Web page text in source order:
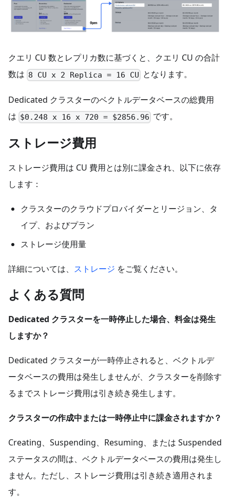
クエリ CU 数とレプリカ数に基づくと、クエリ CU の合計
数は 8 CU x 2 Replica = 16 CU となります。
Dedicated クラスターのベクトルデータベースの総費用
は $0.248 x 16 x 720 = $2856.96 です。
ストレージ費用
ストレージ費用は CU 費用とは別に課金され、以下に依存
します：
クラスターのクラウドプロバイダーとリージョン、タ
イプ、およびプラン
ストレージ使用量
詳細については、 ストレージ をご覧ください。
よくある質問
Dedicated クラスターを一時停止した場合、料金は発生
しますか？
Dedicated クラスターが一時停止されると、ベクトルデ
ータベースの費用は発生しませんが、クラスターを削除す
るまでストレージ費用は引き続き発生します。
クラスターの作成中または一時停止中に課金されますか？
Creating、Suspending、Resuming、または Suspended
ステータスの間は、ベクトルデータベースの費用は発生し
ません。ただし、ストレージ費用は引き続き適用されま
す。